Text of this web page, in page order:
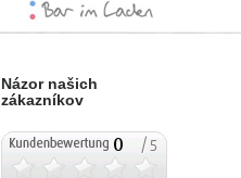
Názor našich
zákazníkov